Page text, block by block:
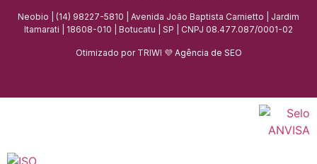
Neobio | (14) 98227-5810 | Avenida João Baptista Carnietto | Jardim
Itamarati | 18608-010 | Botucatu | SP | CNPJ 08.477.087/0001-02
Otimizado por TRIWI 💜 Agência de SEO